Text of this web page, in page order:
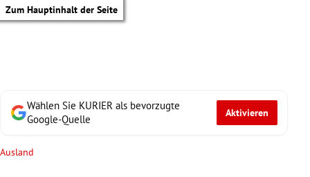
Zum Hauptinhalt der Seite
Wählen Sie KURIER als bevorzugte
Google-Quelle
Aktivieren
Ausland